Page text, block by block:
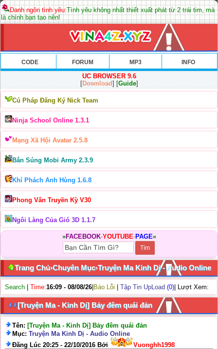
Danh ngôn tình yêu:Tình yêu không nhất thiết xuất phát từ 2 trái tim, mà
là chính bạn tạo nên!
CODE FORUM MP3 INFO
UC BROWSER 9.6
[Download] [Guide]
Cú Pháp Đăng Ký Nick Team
Ninja School Online 1.3.1
Mạng Xã Hội Avatar 2.5.8
Bắn Súng Mobi Army 2.3.9
Khí Phách Anh Hùng 1.6.8
Phong Vân Truyền Kỳ V30
Ngôi Làng Của Gió 3D 1.1.7
»FACEBOOK-YOUTUBE-PAGE«
Trang Chủ›Chuyên Mục›Truyện Ma Kinh Dị - Audio Online
Search Time:16:09 - 08/08/26 Báo Lỗi Tập Tin UpLoad (0) | Lượt Xem:
[Truyện Ma - Kinh Dị] Bảy đêm quái đản
Tên: [Truyện Ma - Kinh Dị] Bảy đêm quái đản
Mục: Truyện Ma Kinh Dị - Audio Online
Đăng Lúc 20:25 - 22/10/2016 Bởi
Vuonghh1998